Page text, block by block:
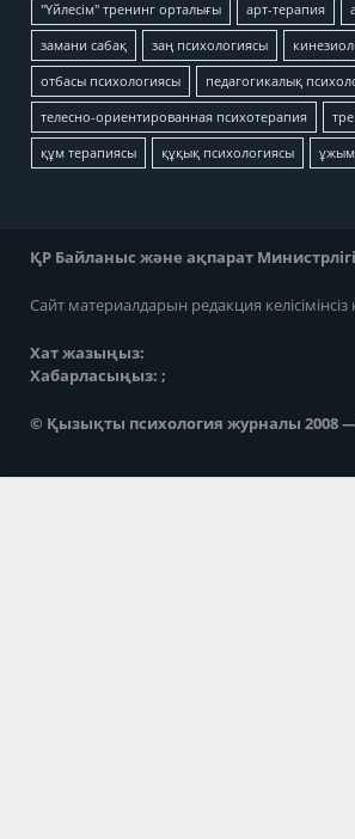
"Үйлесім" тренинг орталығы арт-терапия
замани сабақ заң психологиясы
отбасы психологиясы педагогикалық
телесно-ориентированная психотерапия
құм терапиясы құқық психологиясы ұжым
ҚР Байланыс және ақпарат
Сайт материалдарын редакция
Хат жазыңыз:
Хабарласыңыз: ;
© Қызықты психология журналы 2008 —